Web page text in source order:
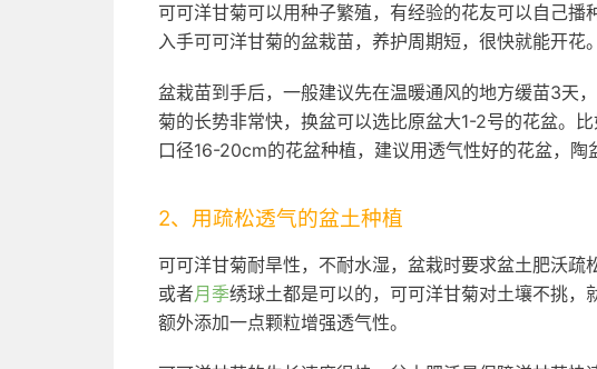
可可洋甘菊可以用种子繁殖，有经验的花友可以自己
入手可可洋甘菊的盆栽苗，养护周期短，很快就能开花。
盆栽苗到手后，一般建议先在温暖通风的地方缓苗3天
菊的长势非常快，换盆可以选比原盆大1-2号的花盆。
口径16-20cm的花盆种植，建议用透气性好的花盆，陶
2、用疏松透气的盆土种植
可可洋甘菊耐旱性，不耐水湿，盆栽时要求盆土肥沃疏
或者月季绣球土都是可以的，可可洋甘菊对土壤不挑
额外添加一点颗粒增强透气性。